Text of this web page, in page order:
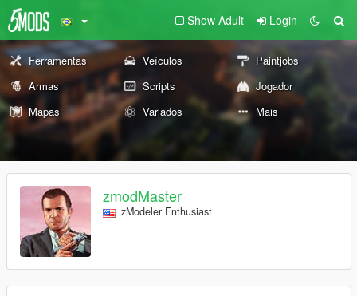
Show Adult Login
Ferramentas Veículos
Paintjobs
Armas
Scripts
Jogador
Mapas
Variados Mais
zmodMaster
zModeler Enthusiast